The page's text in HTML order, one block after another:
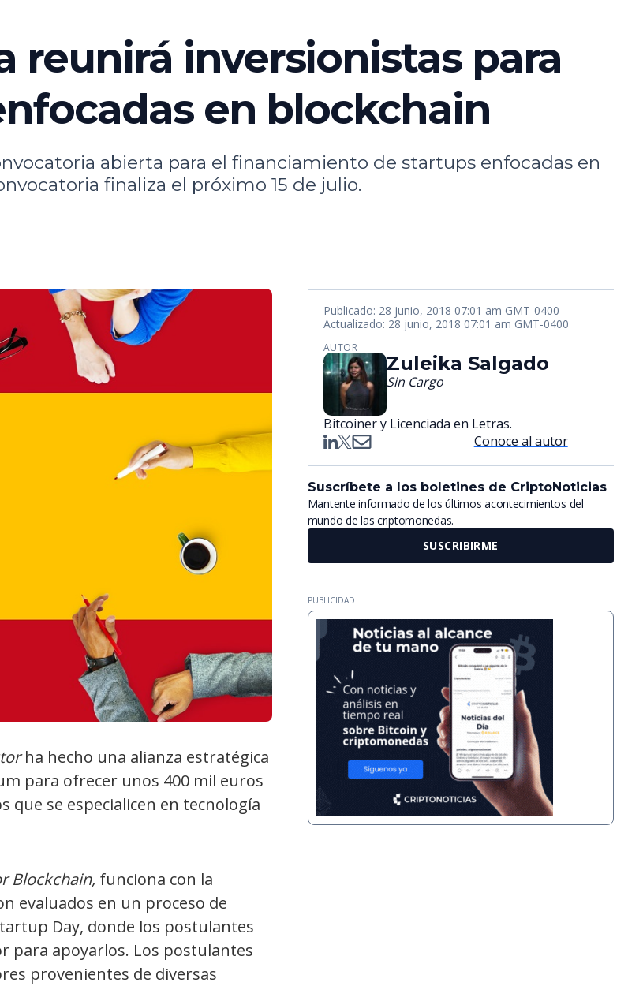
reunirá inversionistas para
en blockchain
abierta para el financiamiento de startups enfocadas en
finaliza el próximo 15 de julio.
ha hecho una alianza estratégica
para ofrecer unos 400 mil euros
se especialicen en tecnología
Blockchain, funciona con la
evaluados en un proceso de
Day, donde los postulantes
para apoyarlos. Los postulantes
provenientes de diversas
Publicado: 28 junio, 2018 07:01 am GMT-0400
Actualizado: 28 junio, 2018 07:01 am GMT-0400
AUTOR
Zuleika Salgado
Sin Cargo
Bitcoiner y Licenciada en Letras.
Conoce al autor
Suscríbete a los boletines de CriptoNoticias
Mantente informado de los últimos acontecimientos del
mundo de las criptomonedas.
SUSCRIBIRME
PUBLICIDAD